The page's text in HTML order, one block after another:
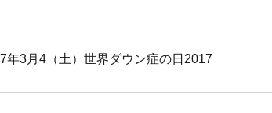
年3月4（土）世界ダウン症の日2017